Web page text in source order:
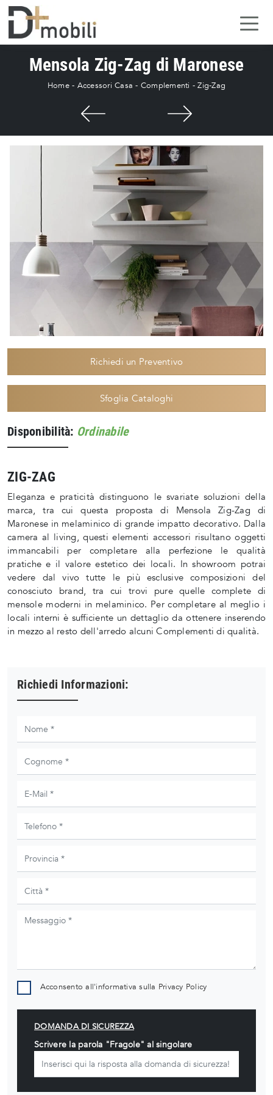
Mensola Zig-Zag di Maronese
Home- Accessori Casa - Complementi -Zig-Zag
Richiedi un Preventivo
Sfoglia Cataloghi
Disponibilità: Ordinabile
ZIG-ZAG
Eleganza e praticità distinguono le svariate soluzioni della
marca, tra cui questa proposta di Mensola Zig-Zag di
Maronese in melaminico di grande impatto decorativo. Dalla
camera al living, questi elementi accessori risultano oggetti
immancabili per completare alla perfezione le qualità
pratiche e il valore estetico dei locali. In showroom potrai
vedere dal vivo tutte le più esclusive composizioni del
conosciuto brand, tra cui trovi pure quelle complete di
mensole moderni in melaminico. Per completare al meglio i
locali interni è sufficiente un dettaglio da ottenere inserendo
in mezzo al resto dell'arredo alcuni Complementi di qualità.
Richiedi Informazioni:
Acconsento all'informativa sulla Privacy Policy
DOMANDA DI SICUREZZA
Scrivere la parola "Fragole" al singolare